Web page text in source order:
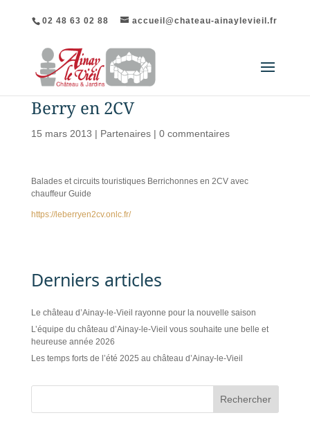
02 48 63 02 88 accueil@chateau-ainaylevieil.fr
Berry en 2CV
15 mars 2013 | Partenaires| 0 commentaires
Balades et circuits touristiques Berrichonnes en 2CV avec
chauffeur Guide
https://leberryen2cv.onlc.fr/
Derniers articles
Le château d’Ainay-le-Vieil rayonne pour la nouvelle saison
L’équipe du château d’Ainay-le-Vieil vous souhaite une belle et
heureuse année 2026
Les temps forts de l’été 2025 au château d’Ainay-le-Vieil